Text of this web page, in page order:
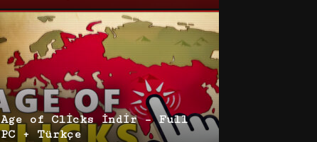
Age of Clicks İndir – Full
PC + Türkçe